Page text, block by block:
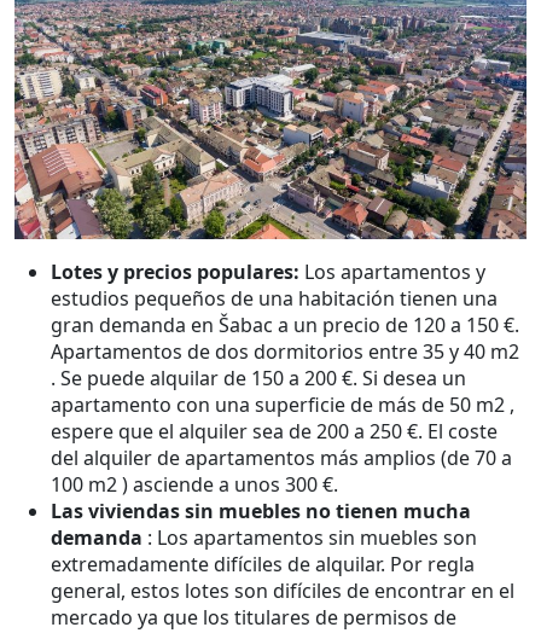
Lotes y precios populares: Los apartamentos y
estudios pequeños de una habitación tienen una
gran demanda en Šabac a un precio de 120 a 150 €.
Apartamentos de dos dormitorios entre 35 y 40 m2
. Se puede alquilar de 150 a 200 €. Si desea un
apartamento con una superficie de más de 50 m2 ,
espere que el alquiler sea de 200 a 250 €. El coste
del alquiler de apartamentos más amplios (de 70 a
100 m2 ) asciende a unos 300 €.
Las viviendas sin muebles no tienen mucha
demanda : Los apartamentos sin muebles son
extremadamente difíciles de alquilar. Por regla
general, estos lotes son difíciles de encontrar en el
mercado ya que los titulares de permisos de